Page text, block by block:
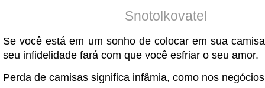
Snotolkovatel
Se você está em um sonho de colocar em sua
seu infidelidade fará com que você esfriar o seu amor.
Perda de camisas significa infâmia, como nos